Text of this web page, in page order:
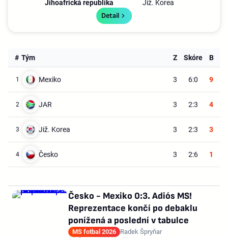
Jihoafrická republika Již. Korea
Detail
# Tým Z Skóre B
1 Mexiko 3 6:0 9
2 JAR 3 2:3 4
3 Již. Korea 3 2:3 3
4 Česko 3 2:6 1
Česko - Mexiko 0:3. Adiós MS!
Reprezentace končí po debaklu
ponížená a poslední v tabulce
MS fotbal 2026 Radek Špryňar